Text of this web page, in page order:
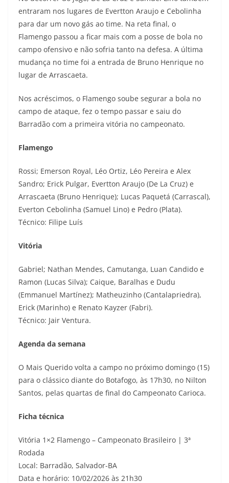
entraram nos lugares de Evertton Araujo e Cebolinha
para dar um novo gás ao time. Na reta final, o
Flamengo passou a ficar mais com a posse de bola no
campo ofensivo e não sofria tanto na defesa. A última
mudança no time foi a entrada de Bruno Henrique no
lugar de Arrascaeta.
Nos acréscimos, o Flamengo soube segurar a bola no
campo de ataque, fez o tempo passar e saiu do
Barradão com a primeira vitória no campeonato.
Flamengo
Rossi; Emerson Royal, Léo Ortiz, Léo Pereira e Alex
Sandro; Erick Pulgar, Evertton Araujo (De La Cruz) e
Arrascaeta (Bruno Henrique); Lucas Paquetá (Carrascal),
Everton Cebolinha (Samuel Lino) e Pedro (Plata).
Técnico: Filipe Luís
Vitória
Gabriel; Nathan Mendes, Camutanga, Luan Candido e
Ramon (Lucas Silva); Caique, Baralhas e Dudu
(Emmanuel Martínez); Matheuzinho (Cantalapriedra),
Erick (Marinho) e Renato Kayzer (Fabri).
Técnico: Jair Ventura.
Agenda da semana
O Mais Querido volta a campo no próximo domingo (15)
para o clássico diante do Botafogo, às 17h30, no Nilton
Santos, pelas quartas de final do Campeonato Carioca.
Ficha técnica
Vitória 1×2 Flamengo – Campeonato Brasileiro | 3ª
Rodada
Local: Barradão, Salvador-BA
Data e horário: 10/02/2026 às 21h30